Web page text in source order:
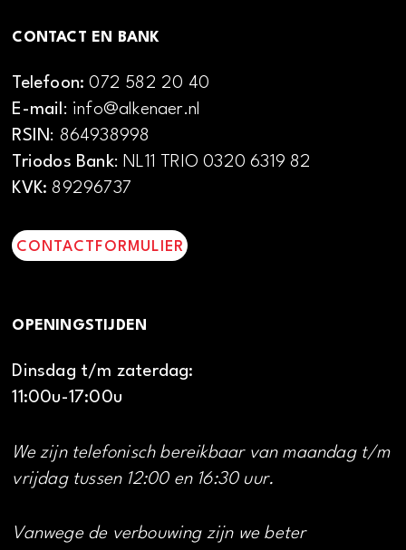
CONTACT EN BANK
Telefoon:072 582 20 40
E-mail : info@alkenaer.nl
RSIN : 864938998
Triodos Bank: NL11 TRIO 0320 6319 82
KVK: 89296737
CONTACTFORMULIER
OPENINGSTIJDEN
Dinsdag t/m zaterdag:
11:00u-17:00u
We zijn telefonisch bereikbaar van maandag t/m
vrijdag tussen 12:00 en 16:30 uur.
Vanwege de verbouwing zijn we beter